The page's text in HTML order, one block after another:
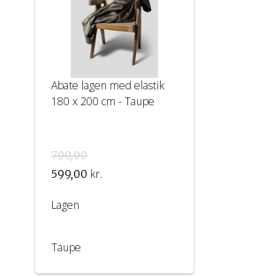
Abate lagen med elastik
180 x 200 cm - Taupe
700,00
599,00 kr.
Lagen
Taupe